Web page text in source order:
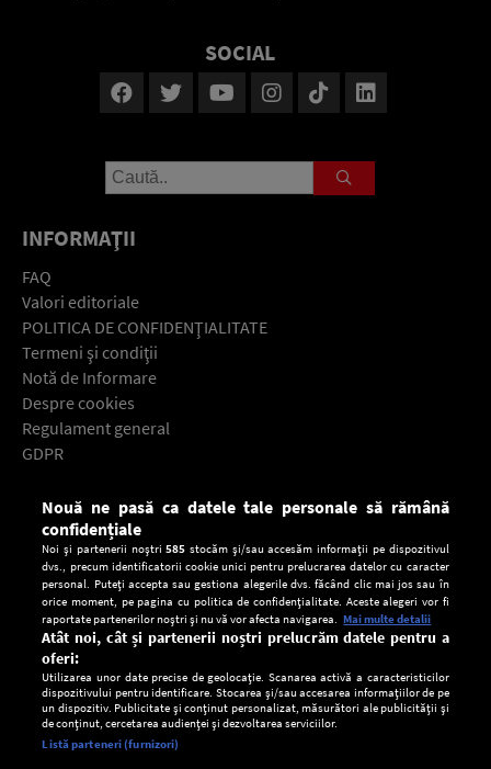
SOCIAL
INFORMAŢII
FAQ
Valori editoriale
POLITICA DE CONFIDENŢIALITATE
Termeni şi condiţii
Notă de Informare
Despre cookies
Regulament general
GDPR
Descarcă gratuit aplicaţia Europa FM pentru smartphone:
Setări:
Nouă ne pasă ca datele tale personale să rămână
confidențiale
Noi și partenerii noștri585 stocăm și/sau accesăm informații pe dispozitivul
dvs., precum identificatorii cookie unici pentru prelucrarea datelor cu caracter
personal. Puteți accepta sau gestiona alegerile dvs. făcând clic mai jos sau în
orice moment, pe pagina cu politica de confidențialitate. Aceste alegeri vor fi
raportate partenerilor noștri și nu vă vor afecta navigarea. Mai multe detalii
Atât noi, cât și partenerii noștri prelucrăm datele pentru a
oferi:
Utilizarea unor date precise de geolocație. Scanarea activă a caracteristicilor
dispozitivului pentru identificare. Stocarea și/sau accesarea informațiilor de pe
un dispozitiv. Publicitate și conținut personalizat, măsurători ale publicității și
de conținut, cercetarea audienței și dezvoltarea serviciilor.
Listă parteneri (furnizori)